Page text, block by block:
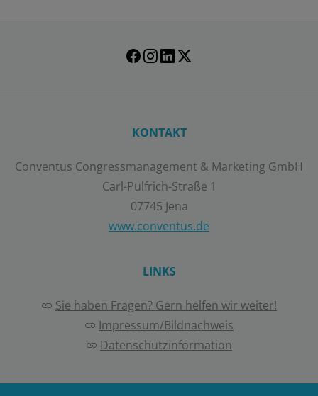
KONTAKT
Conventus Congressmanagement & Marketing GmbH
Carl-Pulfrich-Straße 1
07745 Jena
www.conventus.de
LINKS
Sie haben Fragen? Gern helfen wir weiter!
Impressum/Bildnachweis
Datenschutzinformation